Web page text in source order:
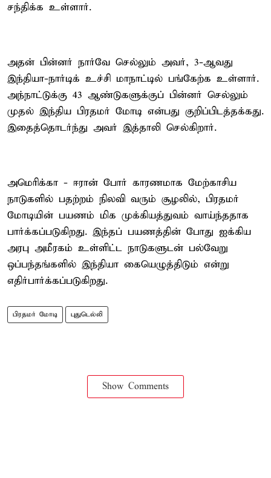
சந்திக்க உள்ளார்.
அதன் பின்னர் நார்வே செல்லும் அவர், 3-ஆவது
இந்தியா-நார்டிக் உச்சி மாநாட்டில் பங்கேற்க உள்ளார்.
அந்நாட்டுக்கு 43 ஆண்டுகளுக்குப் பின்னர் செல்லும்
முதல் இந்திய பிரதமர் மோடி என்பது குறிப்பிடத்தக்கது.
இதைத்தொடர்ந்து அவர் இத்தாலி செல்கிறார்.
அமெரிக்கா - ஈரான் போர் காரணமாக மேற்காசிய
நாடுகளில் பதற்றம் நிலவி வரும் சூழலில், பிரதமர்
மோடியின் பயணம் மிக முக்கியத்துவம் வாய்ந்ததாக
பார்க்கப்படுகிறது. இந்தப் பயணத்தின் போது ஐக்கிய
அரபு அமீரகம் உள்ளிட்ட நாடுகளுடன் பல்வேறு
ஒப்பந்தங்களில் இந்தியா கையெழுத்திடும் என்று
எதிர்பார்க்கப்படுகிறது.
பிரதமர் மோடி புதுடெல்லி
Show Comments